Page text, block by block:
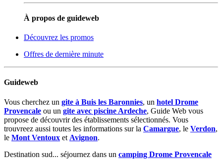
À propos de guideweb
Découvrez les promos
Offres de dernière minute
Guideweb
Vous cherchez un gite à Buis les Baronnies, un hotel Drome
Provencale ou un gite avec piscine Ardeche, Guide Web vous
propose de découvrir des établissements sélectionnés. Vous
trouvreez aussi toutes les informations sur la Camargue, le Verdon,
le Mont Ventoux et Avignon.
Destination sud... séjournez dans un camping Drome Provencale